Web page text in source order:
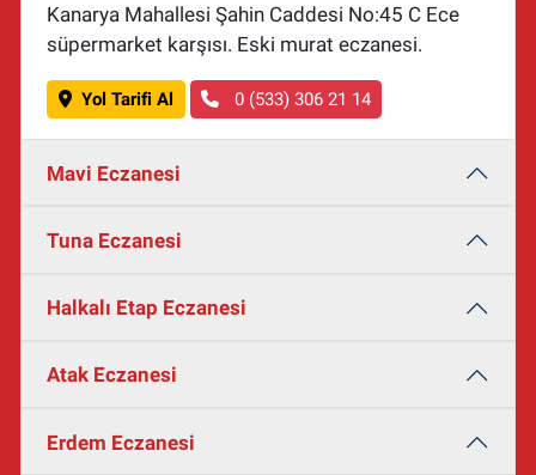
Kanarya Mahallesi Şahin Caddesi No:45 C Ece
süpermarket karşısı. Eski murat eczanesi.
Yol Tarifi Al 0 (533) 306 21 14
Mavi Eczanesi
Tuna Eczanesi
Halkalı Etap Eczanesi
Atak Eczanesi
Erdem Eczanesi